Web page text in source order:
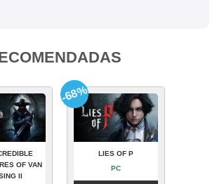
OF VAN
II
LIES OF P
PC
-68%